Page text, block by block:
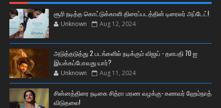
சூரி நடித்த கொட்டுக்காளி திரைப்படத்தின் டிரைலர் அப்டேட்!
Unknown Aug 12, 2024
அடுத்தடுத்து 2 படங்களில் நடிக்கும் விஜய் - தளபதி 70 ஐ
இயக்கப்போவது யார்?
Unknown Aug 11, 2024
சின்னத்திரை நடிகை சித்ரா மரண வழக்கு- கணவர் ஹேம்நாத்
விடுதலை!